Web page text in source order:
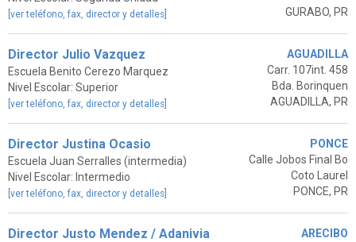
[ver teléfono, fax, director y detalles]
GURABO, PR
Director Julio Vazquez
Escuela Benito Cerezo Marquez
Nivel Escolar: Superior
[ver teléfono, fax, director y detalles]
AGUADILLA
Carr. 107int. 458
Bda. Borinquen
AGUADILLA, PR
Director Justina Ocasio
Escuela Juan Serralles (intermedia)
Nivel Escolar: Intermedio
[ver teléfono, fax, director y detalles]
PONCE
Calle Jobos Final Bo
Coto Laurel
PONCE, PR
Director Justo Mendez / Adanivia
ARECIBO